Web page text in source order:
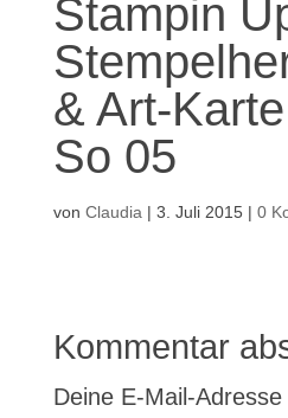
Stampin
& Art-
So 05
von Claudia | 3. Juli 2015| 0
Kommentar
Deine E-Mail-